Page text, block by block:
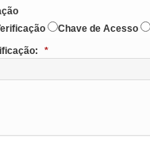
Chave de Acesso
*